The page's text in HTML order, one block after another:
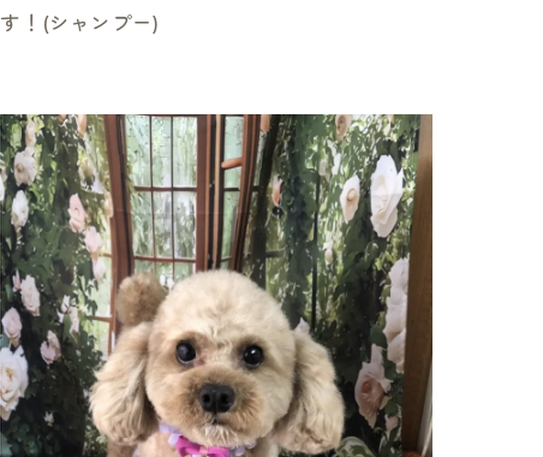
す！(シャンプー)